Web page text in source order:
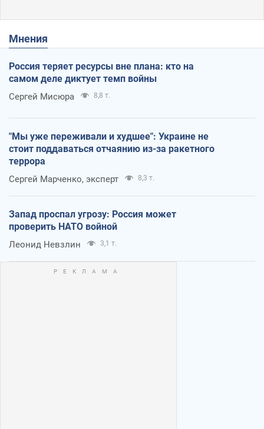
Мнения
Россия теряет ресурсы вне плана: кто на
самом деле диктует темп войны
Сергей Мисюра 8,8 т.
"Мы уже переживали и худшее": Украине не
стоит поддаваться отчаянию из-за ракетного
террора
Сергей Марченко, эксперт 8,3 т.
Запад проспал угрозу: Россия может
проверить НАТО войной
Леонид Невзлин 3,1 т.